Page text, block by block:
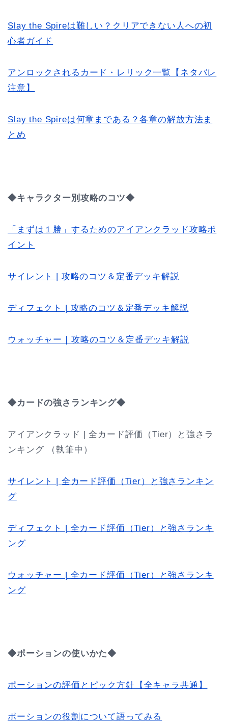
Slay the Spireは難しい？クリアできない人への初
心者ガイド
アンロックされるカード・レリック一覧【ネタバレ
注意】
Slay the Spireは何章まである？各章の解放方法ま
とめ
◆キャラクター別攻略のコツ◆
「まずは１勝」するためのアイアンクラッド攻略ポ
イント
サイレント | 攻略のコツ＆定番デッキ解説
ディフェクト | 攻略のコツ＆定番デッキ解説
ウォッチャー｜攻略のコツ＆定番デッキ解説
◆カードの強さランキング◆
アイアンクラッド | 全カード評価（Tier）と強さラ
ンキング （執筆中）
サイレント | 全カード評価（Tier）と強さランキン
グ
ディフェクト | 全カード評価（Tier）と強さランキ
ング
ウォッチャー | 全カード評価（Tier）と強さランキ
ング
◆ポーションの使いかた◆
ポーションの評価とピック方針【全キャラ共通】
ポーションの役割について語ってみる